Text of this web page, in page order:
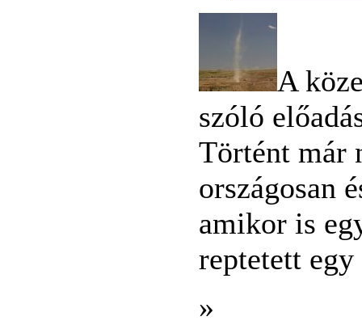
A
szóló
Történt már
országosan
amikor is
reptetett
»